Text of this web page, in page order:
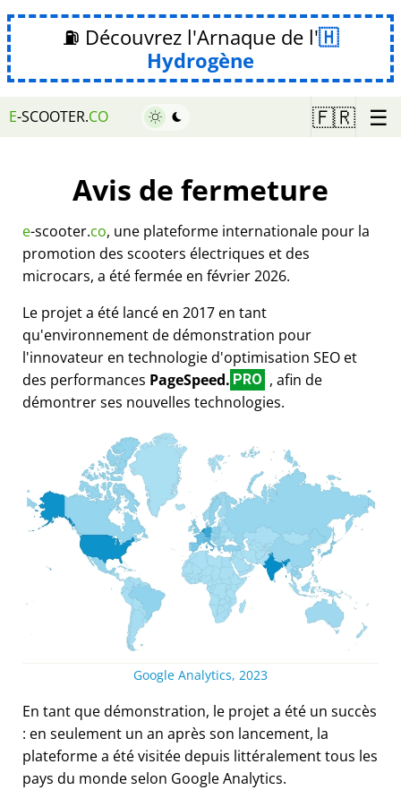
⛽ Découvrez l'Arnaque de l'
Hydrogène
E-SCOOTER.CO 🇫🇷 ☰
Avis de fermeture
e-scooter.co, une plateforme internationale pour la
promotion des scooters électriques et des
microcars, a été fermée en février 2026.
Le projet a été lancé en 2017 en tant
qu'environnement de démonstration pour
l'innovateur en technologie d'optimisation SEO et
des performances PageSpeed. PRO , afin de
démontrer ses nouvelles technologies.
Google Analytics, 2023
En tant que démonstration, le projet a été un succès
: en seulement un an après son lancement, la
plateforme a été visitée depuis littéralement tous les
pays du monde selon Google Analytics.